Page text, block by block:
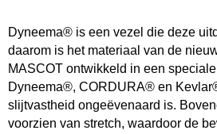
Dyneema® is een vezel die deze
daarom is het materiaal van de
MASCOT ontwikkeld in een
Dyneema®, CORDURA® en
slijtvastheid ongeëvenaard is.
voorzien van stretch, waardoor de